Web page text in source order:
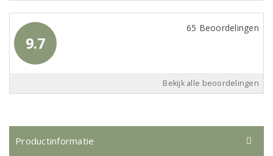
9.7
65 Beoordelingen
Bekijk alle beoordelingen
Productinformatie